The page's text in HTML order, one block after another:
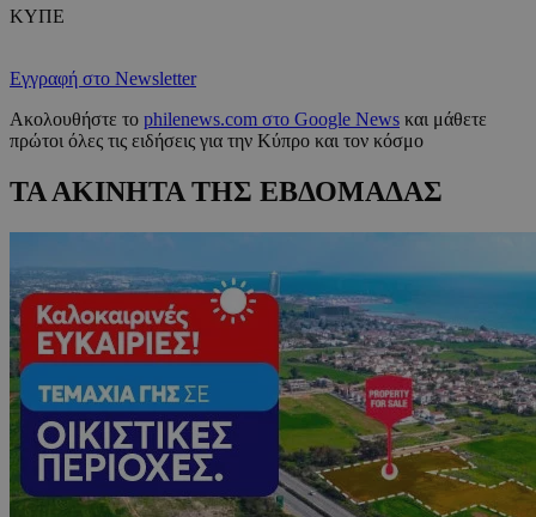
ΚΥΠΕ
Εγγραφή στο Newsletter
Ακολουθήστε το philenews.com στο Google News και μάθετε
πρώτοι όλες τις ειδήσεις για την Κύπρο και τον κόσμο
ΤΑ ΑΚΙΝΗΤΑ ΤΗΣ ΕΒΔΟΜΑΔΑΣ